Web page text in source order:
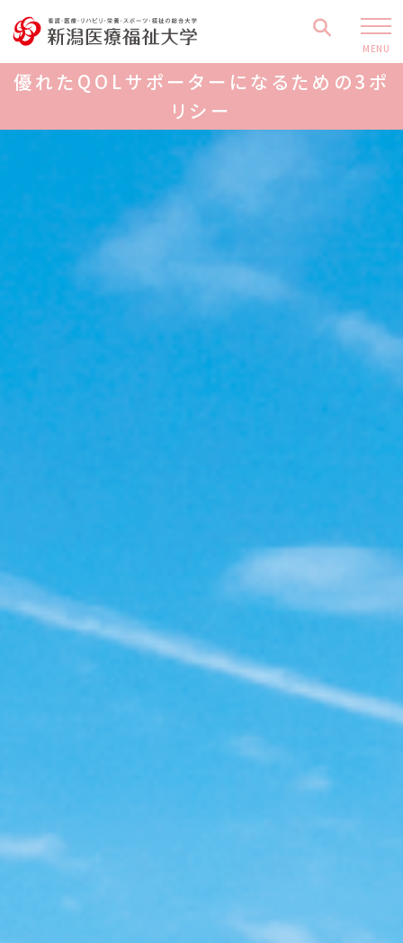
MENU
優れたQOLサポーターになるための3ポ
リシー